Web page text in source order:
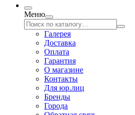
Меню
Галерея
Доставка
Оплата
Гарантия
О магазине
Контакты
Для юр.лиц
Бренды
Города